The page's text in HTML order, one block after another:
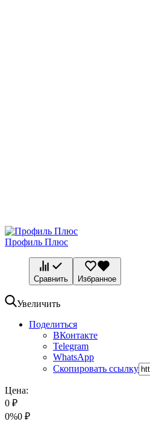
Профиль Плюс
Сравнить Избранное
Увеличить
Поделиться
ВКонтакте
Telegram
WhatsApp
Скопировать ссылку
Цена:
0 ₽
0%0 ₽